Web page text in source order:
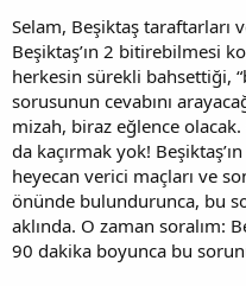
t
a
n
r
i
h
i
Selam, Beşiktaş taraftarları
Beşiktaş’ın 2 bitirebilmesi
herkesin sürekli bahsettiği,
sorusunun cevabını
mizah, biraz eğlence olacak.
da kaçırmak yok!
heyecan verici maçları ve
önünde bulundurunca, bu
aklında. O zaman soralım:
90 dakika boyunca bu